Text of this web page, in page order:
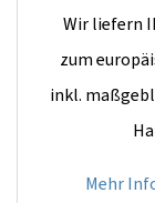
Wir liefern
zum
inkl.
Mehr